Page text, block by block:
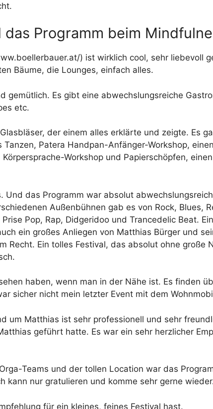
Programm beim
) ist wirklich cool, sehr liebevoll
Bäume, die Lounges, einfach alles.
gemütlich. Es gibt eine abwechslungsreiche
etc.
der einem alles erklärte und zeigte. Es
Patera Handpan-Anfänger-Workshop,
Workshop und Papierschöpfen,
Und das Programm war absolut
Außenbühnen gab es von Rock, Blues,
Pop, Rap, Didgeridoo und Trancedelic Beat.
ein großes Anliegen von Matthias Bürger und
Recht. Ein tolles Festival, das absolut ohne große
haben, wenn man in der Nähe ist. Es finden
sicher nicht mein letzter Event mit dem
um Matthias ist sehr professionell und sehr
geführt hatte. Es war ein sehr herzlicher
Teams und der tollen Location war das
kann nur gratulieren und komme sehr gerne
für ein kleines, feines Festival hast.